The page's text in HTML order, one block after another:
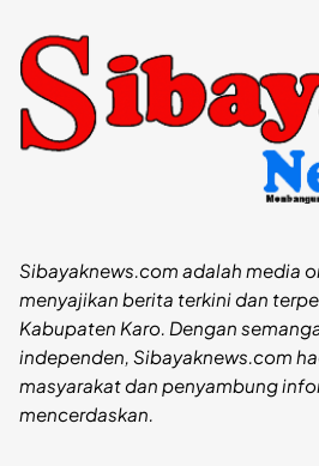
Sibayaknews.com adalah media
menyajikan berita terkini dan
Kabupaten Karo. Dengan
independen, Sibayaknews.com
masyarakat dan penyambung
mencerdaskan.